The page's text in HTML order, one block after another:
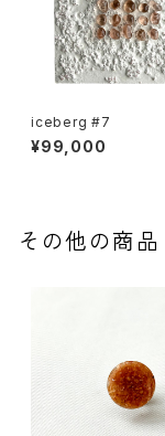
iceberg #7
¥99,000
その他の商品